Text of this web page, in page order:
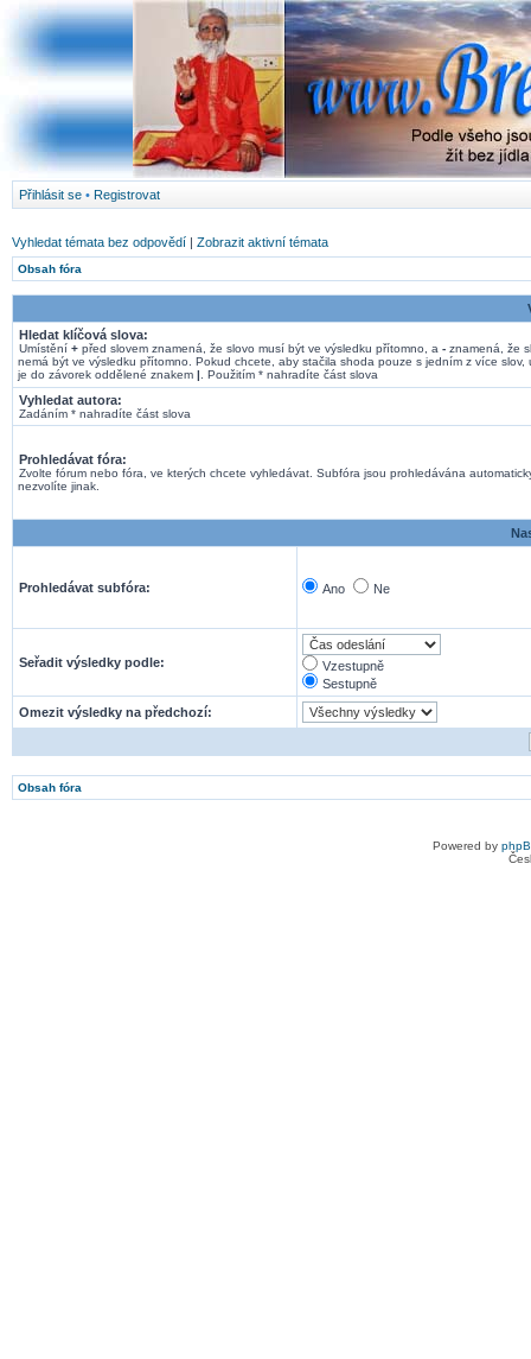
Přihlásit se • Registrovat
Vyhledat témata bez odpovědí | Zobrazit aktivní témata
Obsah fóra
Hledat klíčová slova:
Umístění + před slovem znamená, že slovo musí být ve výsledku přítomno, a - znamená, že
nemá být ve výsledku přítomno. Pokud chcete, aby stačila shoda pouze s jedním z více slov,
je do závorek oddělené znakem | . Použitím * nahradíte část slova
Vyhledat autora:
Zadáním * nahradíte část slova
Prohledávat fóra:
Zvolte fórum nebo fóra, ve kterých chcete vyhledávat. Subfóra jsou prohledávána
nezvolíte jinak.
Prohledávat subfóra: Ano Ne
Seřadit výsledky podle:
Vzestupně
Sestupně
Omezit výsledky na předchozí:
Obsah fóra
Powered by